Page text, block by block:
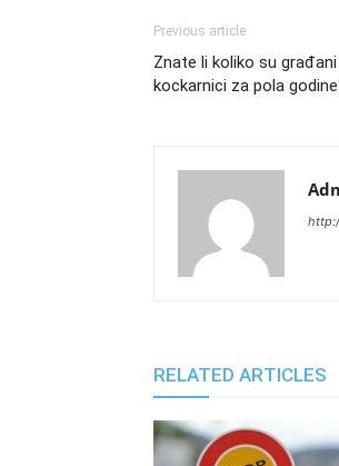
Previous article
Znate li koliko su
kockarnici za pola
RELATED ARTICLES